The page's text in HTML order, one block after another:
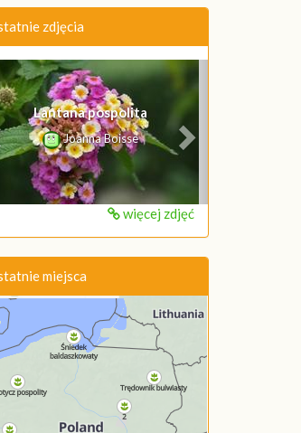
zdjęcia
Lantana pospolita
Joanna Boisse
Następne
więcej zdjęć
miejsca